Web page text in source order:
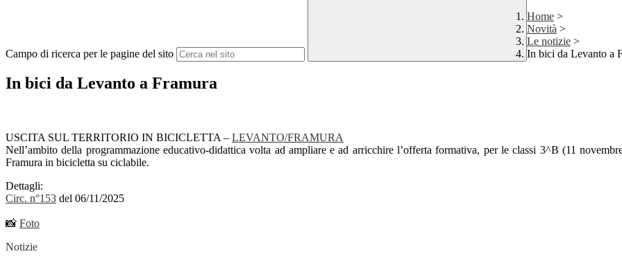
Campo di ricerca per le pagine del sito
Home >
Novità >
Le notizie >
In bici da Levanto a
In bici da Levanto a Framura
USCITA SUL TERRITORIO IN BICICLETTA – LEVANTO/FRAMURA
Nell’ambito della programmazione educativo-didattica volta ad ampliare e ad arricchire l’offerta formativa, per le classi 3^B (11
Framura in bicicletta su ciclabile.
Dettagli:
Circ. n°153 del 06/11/2025
📸 Foto
Notizie